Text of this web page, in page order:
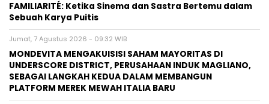
FAMILIARITÉ: Ketika Sinema dan Sastra Bertemu dalam
Sebuah Karya Puitis
Jumat, 7 Agustus 2026 - 09:32 WIB
MONDEVITA MENGAKUISISI SAHAM MAYORITAS DI
UNDERSCORE DISTRICT, PERUSAHAAN INDUK MAGLIANO,
SEBAGAI LANGKAH KEDUA DALAM MEMBANGUN
PLATFORM MEREK MEWAH ITALIA BARU